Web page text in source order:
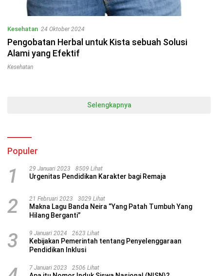
Kesehatan 24 Oktober 2024
Pengobatan Herbal untuk Kista sebuah Solusi
Alami yang Efektif
Kesehatan
Selengkapnya
Populer
1 29 Januari 2023 8509 Lihat
Urgenitas Pendidikan Karakter bagi Remaja
2 21 Februari 2023 3029 Lihat
Makna Lagu Banda Neira “Yang Patah Tumbuh Yang
Hilang Berganti”
3 9 Januari 2024 2623 Lihat
Kebijakan Pemerintah tentang Penyelenggaraan
Pendidikan Inklusi
7 Januari 2023 2506 Lihat